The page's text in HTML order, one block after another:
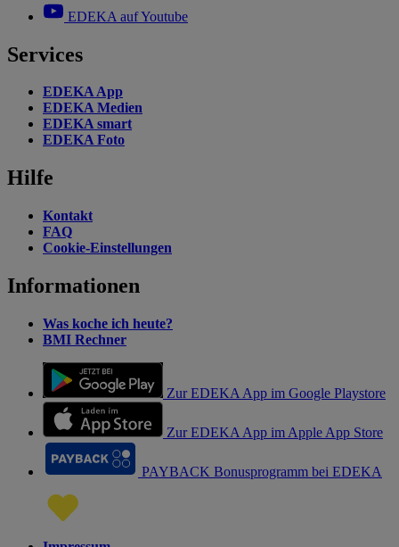
EDEKA auf Youtube
Services
EDEKA App
EDEKA Medien
EDEKA smart
EDEKA Foto
Hilfe
Kontakt
FAQ
Cookie-Einstellungen
Informationen
Was koche ich heute?
BMI Rechner
Zur EDEKA App im Google Playstore
Zur EDEKA App im Apple App Store
PAYBACK Bonusprogramm bei EDEKA